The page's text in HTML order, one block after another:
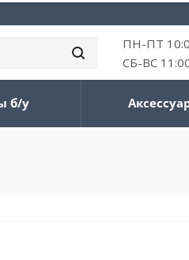
ПН-ПТ
СБ-ВС
б/у